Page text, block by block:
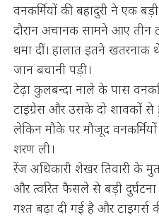
वनकर्मियों की बहादुरी ने एक
दौरान अचानक सामने आए तीन
थमा दीं। हालात इतने
जान बचानी पड़ी।
टेढ़ा कुलबन्दा नाले के पास
टाइग्रेस और उसके दो शावकों से
लेकिन मौके पर मौजूद
शरण ली।
रेंज अधिकारी शेखर तिवारी के
और त्वरित फैसले से बड़ी
गश्त बढ़ा दी गई है और टाइगर्स